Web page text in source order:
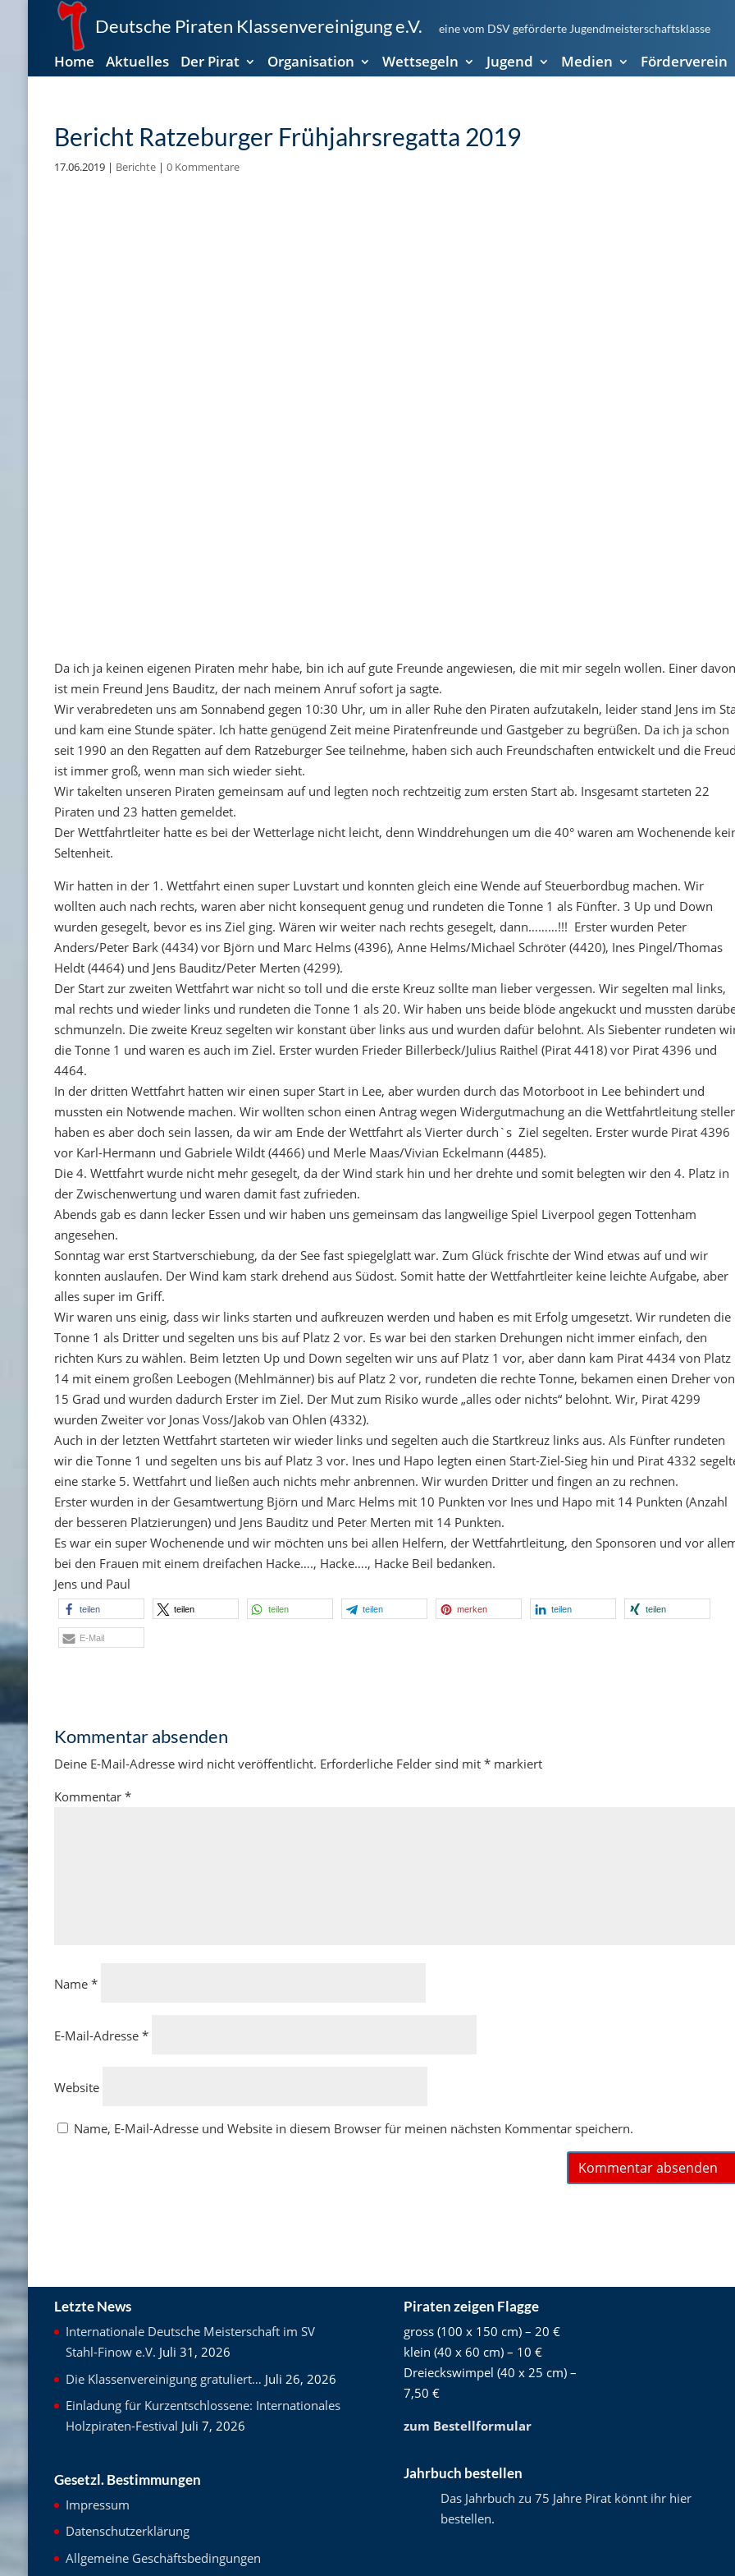
Deutsche Piraten Klassenvereinigung e.V. eine vom DSV geförderte Jugendmeisterschaftsklasse
Home Aktuelles Der Pirat Organisation Wettsegeln Jugend Medien Förderverein
Bericht Ratzeburger Frühjahrsregatta 2019
17.06.2019| Berichte| 0 Kommentare
Da ich ja keinen eigenen Piraten mehr habe, bin ich auf gute Freunde angewiesen, die mit mir segeln wollen. Einer davon
ist mein Freund Jens Bauditz, der nach meinem Anruf sofort ja sagte.
Wir verabredeten uns am Sonnabend gegen 10:30 Uhr, um in aller Ruhe den Piraten aufzutakeln, leider stand Jens im
und kam eine Stunde später. Ich hatte genügend Zeit meine Piratenfreunde und Gastgeber zu begrüßen. Da ich ja schon
seit 1990 an den Regatten auf dem Ratzeburger See teilnehme, haben sich auch Freundschaften entwickelt und die
ist immer groß, wenn man sich wieder sieht.
Wir takelten unseren Piraten gemeinsam auf und legten noch rechtzeitig zum ersten Start ab. Insgesamt starteten 22
Piraten und 23 hatten gemeldet.
Der Wettfahrtleiter hatte es bei der Wetterlage nicht leicht, denn Winddrehungen um die 40° waren am Wochenende
Seltenheit.
Wir hatten in der 1. Wettfahrt einen super Luvstart und konnten gleich eine Wende auf Steuerbordbug machen. Wir
wollten auch nach rechts, waren aber nicht konsequent genug und rundeten die Tonne 1 als Fünfter. 3 Up und Down
wurden gesegelt, bevor es ins Ziel ging. Wären wir weiter nach rechts gesegelt, dann………!!! Erster wurden Peter
Anders/Peter Bark (4434) vor Björn und Marc Helms (4396), Anne Helms/Michael Schröter (4420), Ines Pingel/Thomas
Heldt (4464) und Jens Bauditz/Peter Merten (4299).
Der Start zur zweiten Wettfahrt war nicht so toll und die erste Kreuz sollte man lieber vergessen. Wir segelten mal links,
mal rechts und wieder links und rundeten die Tonne 1 als 20. Wir haben uns beide blöde angekuckt und mussten
schmunzeln. Die zweite Kreuz segelten wir konstant über links aus und wurden dafür belohnt. Als Siebenter rundeten
die Tonne 1 und waren es auch im Ziel. Erster wurden Frieder Billerbeck/Julius Raithel (Pirat 4418) vor Pirat 4396 und
4464.
In der dritten Wettfahrt hatten wir einen super Start in Lee, aber wurden durch das Motorboot in Lee behindert und
mussten ein Notwende machen. Wir wollten schon einen Antrag wegen Widergutmachung an die Wettfahrtleitung
haben es aber doch sein lassen, da wir am Ende der Wettfahrt als Vierter durch`s Ziel segelten. Erster wurde Pirat 4396
vor Karl-Hermann und Gabriele Wildt (4466) und Merle Maas/Vivian Eckelmann (4485).
Die 4. Wettfahrt wurde nicht mehr gesegelt, da der Wind stark hin und her drehte und somit belegten wir den 4. Platz in
der Zwischenwertung und waren damit fast zufrieden.
Abends gab es dann lecker Essen und wir haben uns gemeinsam das langweilige Spiel Liverpool gegen Tottenham
angesehen.
Sonntag war erst Startverschiebung, da der See fast spiegelglatt war. Zum Glück frischte der Wind etwas auf und wir
konnten auslaufen. Der Wind kam stark drehend aus Südost. Somit hatte der Wettfahrtleiter keine leichte Aufgabe, aber
alles super im Griff.
Wir waren uns einig, dass wir links starten und aufkreuzen werden und haben es mit Erfolg umgesetzt. Wir rundeten die
Tonne 1 als Dritter und segelten uns bis auf Platz 2 vor. Es war bei den starken Drehungen nicht immer einfach, den
richten Kurs zu wählen. Beim letzten Up und Down segelten wir uns auf Platz 1 vor, aber dann kam Pirat 4434 von Platz
14 mit einem großen Leebogen (Mehlmänner) bis auf Platz 2 vor, rundeten die rechte Tonne, bekamen einen Dreher
15 Grad und wurden dadurch Erster im Ziel. Der Mut zum Risiko wurde „alles oder nichts“ belohnt. Wir, Pirat 4299
wurden Zweiter vor Jonas Voss/Jakob van Ohlen (4332).
Auch in der letzten Wettfahrt starteten wir wieder links und segelten auch die Startkreuz links aus. Als Fünfter rundeten
wir die Tonne 1 und segelten uns bis auf Platz 3 vor. Ines und Hapo legten einen Start-Ziel-Sieg hin und Pirat 4332
eine starke 5. Wettfahrt und ließen auch nichts mehr anbrennen. Wir wurden Dritter und fingen an zu rechnen.
Erster wurden in der Gesamtwertung Björn und Marc Helms mit 10 Punkten vor Ines und Hapo mit 14 Punkten (Anzahl
der besseren Platzierungen) und Jens Bauditz und Peter Merten mit 14 Punkten.
Es war ein super Wochenende und wir möchten uns bei allen Helfern, der Wettfahrtleitung, den Sponsoren und vor
bei den Frauen mit einem dreifachen Hacke…., Hacke…., Hacke Beil bedanken.
Jens und Paul
teilen teilen teilen teilen merken teilen teilen
E-Mail
Kommentar absenden
Deine E-Mail-Adresse wird nicht veröffentlicht. Erforderliche Felder sind mit *markiert
Kommentar *
Name *
E-Mail-Adresse *
Website
Name, E-Mail-Adresse und Website in diesem Browser für meinen nächsten Kommentar speichern.
Letzte News
Internationale Deutsche Meisterschaft im SV
Stahl-Finow e.V. Juli 31, 2026
Die Klassenvereinigung gratuliert… Juli 26, 2026
Einladung für Kurzentschlossene: Internationales
Holzpiraten-Festival Juli 7, 2026
Gesetzl. Bestimmungen
Impressum
Datenschutzerklärung
Allgemeine Geschäftsbedingungen
Piraten zeigen Flagge
gross (100 x 150 cm) – 20 €
klein (40 x 60 cm) – 10 €
Dreieckswimpel (40 x 25 cm) –
7,50 €
zum Bestellformular
Jahrbuch bestellen
Das Jahrbuch zu 75 Jahre Pirat könnt ihr hier
bestellen.